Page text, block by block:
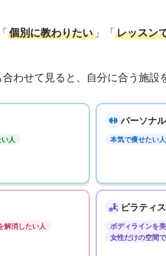
個別に教わりたい 」「レッスン
合わせて見ると、自分に合う施設
人
パーソナ
本気で痩せたい人
解消したい人
ピラティ
ボディラインを
女性だけの空間